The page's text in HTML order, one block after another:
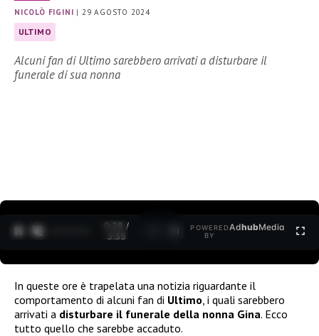
NICOLÒ FIGINI | 29 AGOSTO 2024
ULTIMO
Alcuni fan di Ultimo sarebbero arrivati a disturbare il
funerale di sua nonna
0:29 /
3:35
POWERED
BY
AdhubMedia
In queste ore è trapelata una notizia riguardante il
comportamento di alcuni fan di Ultimo , i quali sarebbero
arrivati a disturbare il funerale della nonna Gina. Ecco
tutto quello che sarebbe accaduto.